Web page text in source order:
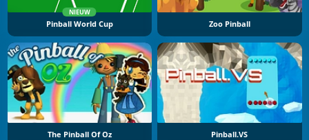
NIEUW
Pinball World Cup Zoo Pinball
The Pinball Of Oz Pinball.VS